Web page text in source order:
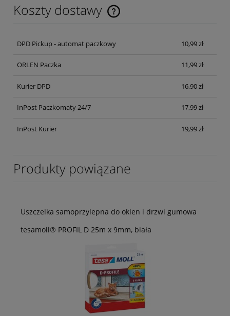
Koszty dostawy
Cena nie zawiera ewentualnych kosztów płatności
DPD Pickup - automat paczkowy 10,99 zł
ORLEN Paczka 11,99 zł
Kurier DPD 16,90 zł
InPost Paczkomaty 24/7 17,99 zł
InPost Kurier 19,99 zł
Produkty powiązane
Uszczelka samoprzylepna do okien i drzwi gumowa
tesamoll® PROFIL D 25m x 9mm, biała